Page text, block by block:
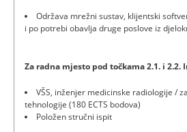
Održava mrežni sustav, klijentski
i po potrebi obavlja druge poslove iz
Za radna mjesto pod točkama 2.1. i
VŠS, inženjer medicinske radiologije /
tehnologije (180 ECTS bodova)
Položen stručni ispit